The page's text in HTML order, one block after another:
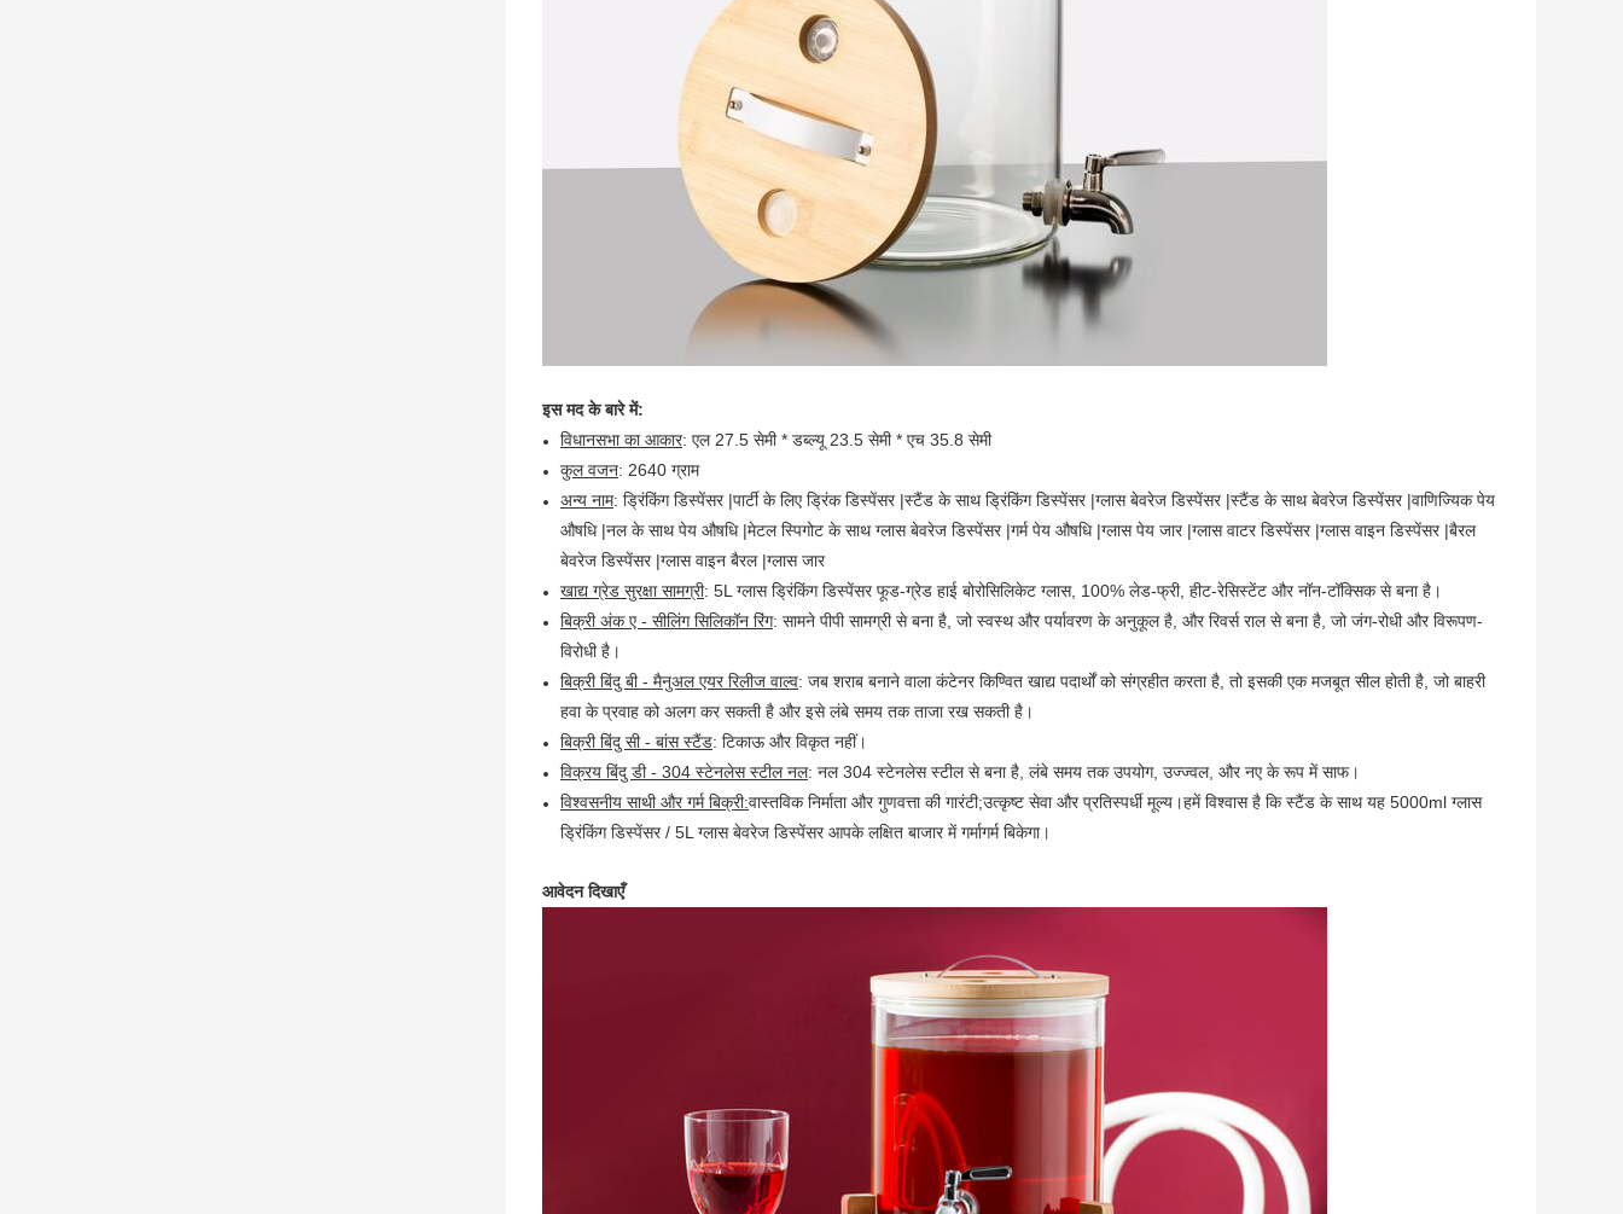
इस मद के बारे में:
विधानसभा का आकार: एल 27.5 सेमी * डब्ल्यू 23.5 सेमी * एच 35.8 सेमी
कुल वजन: 2640 ग्राम
अन्य नाम: ड्रिंकिंग डिस्पेंसर |पार्टी के लिए ड्रिंक डिस्पेंसर |स्टैंड के साथ ड्रिंकिंग डिस्पेंसर |ग्लास बेवरेज डिस्पेंसर |स्टैंड के साथ बेवरेज डिस्पेंसर |वाणिज्यिक पेय
औषधि |नल के साथ पेय औषधि |मेटल स्पिगोट के साथ ग्लास बेवरेज डिस्पेंसर |गर्म पेय औषधि |ग्लास पेय जार |ग्लास वाटर डिस्पेंसर |ग्लास वाइन डिस्पेंसर |बैरल
बेवरेज डिस्पेंसर |ग्लास वाइन बैरल |ग्लास जार
खाद्य ग्रेड सुरक्षा सामग्री: 5L ग्लास ड्रिंकिंग डिस्पेंसर फूड-ग्रेड हाई बोरोसिलिकेट ग्लास, 100% लेड-फ्री, हीट-रेसिस्टेंट और नॉन-टॉक्सिक से बना है।
बिक्री अंक ए - सीलिंग सिलिकॉन रिंग: सामने पीपी सामग्री से बना है, जो स्वस्थ और पर्यावरण के अनुकूल है, और रिवर्स राल से बना है, जो जंग-रोधी और विरूपण-
विरोधी है।
बिक्री बिंदु बी - मैनुअल एयर रिलीज वाल्व: जब शराब बनाने वाला कंटेनर किण्वित खाद्य पदार्थों को संग्रहीत करता है, तो इसकी एक मजबूत सील होती है, जो बाहरी
हवा के प्रवाह को अलग कर सकती है और इसे लंबे समय तक ताजा रख सकती है।
बिक्री बिंदु सी - बांस स्टैंड: टिकाऊ और विकृत नहीं।
विक्रय बिंदु डी - 304 स्टेनलेस स्टील नल: नल 304 स्टेनलेस स्टील से बना है, लंबे समय तक उपयोग, उज्ज्वल, और नए के रूप में साफ।
विश्वसनीय साथी और गर्म बिक्री:वास्तविक निर्माता और गुणवत्ता की गारंटी;उत्कृष्ट सेवा और प्रतिस्पर्धी मूल्य।हमें विश्वास है कि स्टैंड के साथ यह 5000ml ग्लास
ड्रिंकिंग डिस्पेंसर / 5L ग्लास बेवरेज डिस्पेंसर आपके लक्षित बाजार में गर्मागर्म बिकेगा।
आवेदन दिखाएँ